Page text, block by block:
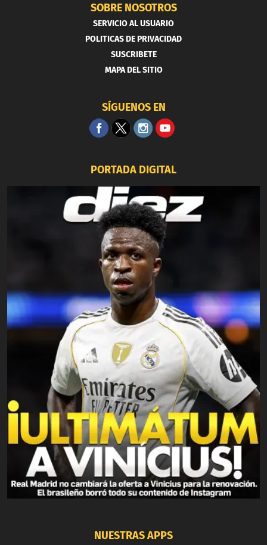
SOBRE NOSOTROS
SERVICIO AL USUARIO
POLITICAS DE PRIVACIDAD
SUSCRIBETE
MAPA DEL SITIO
SÍGUENOS EN
PORTADA DIGITAL
NUESTRAS APPS